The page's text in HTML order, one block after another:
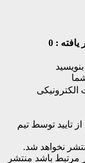
یافته : 0
تایید توسط تیم
نخواهد شد.
مرتبط باشد منتشر